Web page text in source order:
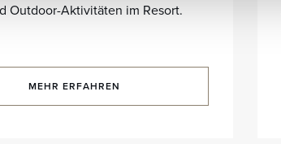
Outdoor-Aktivitäten im Resort.
MEHR ERFAHREN